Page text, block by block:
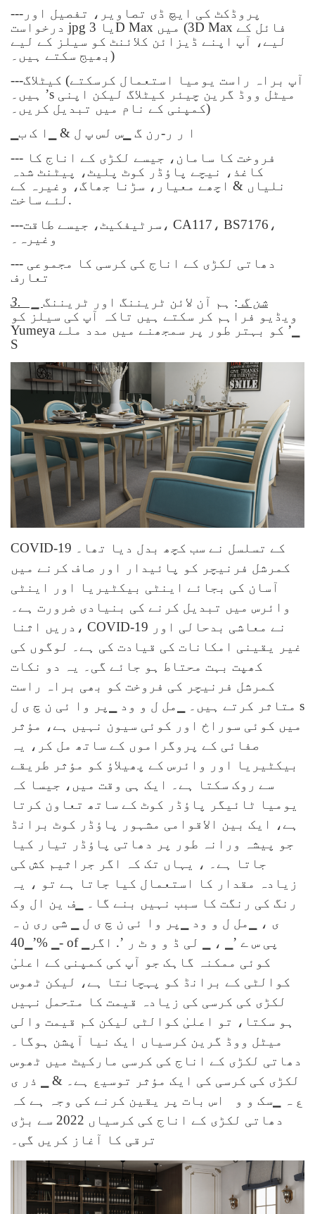
---پروڈکٹ کی ایچ ڈی تصاویر، تفصیل اور
درخواست jpg یا 3D Max میں (3D Max فائل کے
لیے، آپ اپنے ڈیزائن کلائنٹ کو سیلز کے لیے
بھیج سکتے ہیں۔)
---کیٹلاگ (آپ براہ راست یومیا استعمال کرسکتے
ہیں۔ ’s میٹل ووڈ گرین چیئر کیٹلاگ لیکن اپنی
کمپنی کے نام میں تبدیل کریں۔)
▁ا ر ر-رن گ ▁س لس پ ل & ▁ا ک ب
--- فروخت کا سامان، جیسے لکڑی کے اناج کا
کاغذ، نیچے پاؤڈر کوٹ پلیٹ، پیٹنٹ شدہ
نلیاں & اچھے معیار، سڑنا جھاگ، وغیرہ کے
لئے ساخت.
---سرٹیفکیٹ، جیسے طاقت، CA117، BS7176،
وغیرہ۔
--- دھاتی لکڑی کے اناج کی کرسی کا مجموعی
تعارف
3.
▁ شن گ : ہم آن لائن ٹریننگ اور ٹریننگ
ویڈیو فراہم کر سکتے ہیں تاکہ آپ کی سیلز کو
Yumeya کو بہتر طور پر سمجھنے میں مدد ملے ’▁
S
COVID-19 کے تسلسل نے سب کچھ بدل دیا تھا۔
کمرشل فرنیچر کو پائیدار اور صاف کرنے میں
آسان کی بجائے اینٹی بیکٹیریا اور اینٹی
وائرس میں تبدیل کرنے کی بنیادی ضرورت ہے۔
دریں اثنا، COVID-19 نے معاشی بدحالی اور
غیر یقینی امکانات کی قیادت کی ہے۔ لوگوں کی
کھپت بہت محتاط ہو جائے گی۔ یہ دو نکات
کمرشل فرنیچر کی فروخت کو بھی براہ راست
متاثر کرتے ہیں۔ s
میں کوئی سوراخ اور کوئی سیون نہیں ہے، مؤثر
صفائی کے پروگراموں کے ساتھ مل کر، یہ
بیکٹیریا اور وائرس کے پھیلاؤ کو مؤثر طریقے
سے روک سکتا ہے۔ ایک ہی وقت میں، جیسا کہ
یومیا ٹائیگر پاؤڈر کوٹ کے ساتھ تعاون کرتا
ہے،
ایک بین الاقوامی مشہور پاؤڈر کوٹ برانڈ
جو پیشہ ورانہ طور پر دھاتی پاؤڈر تیار کیا
جاتا ہے۔ ، یہاں تک کہ اگر جراثیم کش کی
زیادہ مقدار کا استعمال کیا جاتا ہے تو ، یہ
رنگ کی رنگت کا سبب نہیں بنے گا۔ ▁ف ین ال وک
ی ،
▁مل ل و ود ▁پر وا ئی ن چ ی ل
▁ شی ری ن ہ
’▁40% ▁- of ▁پی س ے ’▁ ، ▁ لی ڈ و و ٹ ر ’. اگر
کوئی ممکنہ گاہک جو آپ کی کمپنی کے اعلیٰ
کوالٹی کے برانڈ کو پہچانتا ہے، لیکن ٹھوس
لکڑی کی کرسی کی زیادہ قیمت کا متحمل نہیں
ہو سکتا، تو اعلیٰ کوالٹی لیکن کم قیمت والی
میٹل ووڈ گرین کرسیاں ایک نیا آپشن ہوگا۔
دھاتی لکڑی کے اناج کی کرسی مارکیٹ میں ٹھوس
لکڑی کی کرسی کی ایک مؤثر توسیع ہے۔ & ▁ ذر ی
ع ہ
▁سک و و
اس بات پر یقین کرنے کی وجہ ہے کہ
دھاتی لکڑی کے اناج کی کرسیاں 2022 سے بڑی
ترقی کا آغاز کریں گی۔